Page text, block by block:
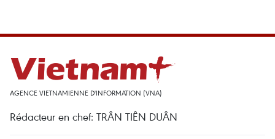
AGENCE VIETNAMIENNE D'INFORMATION (VNA)
Rédacteur en chef: TRÂN TIÊN DUÂN